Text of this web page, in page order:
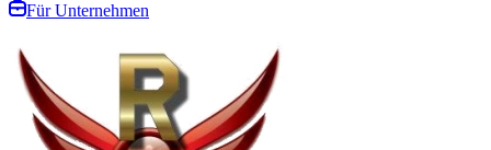
Für Unternehmen